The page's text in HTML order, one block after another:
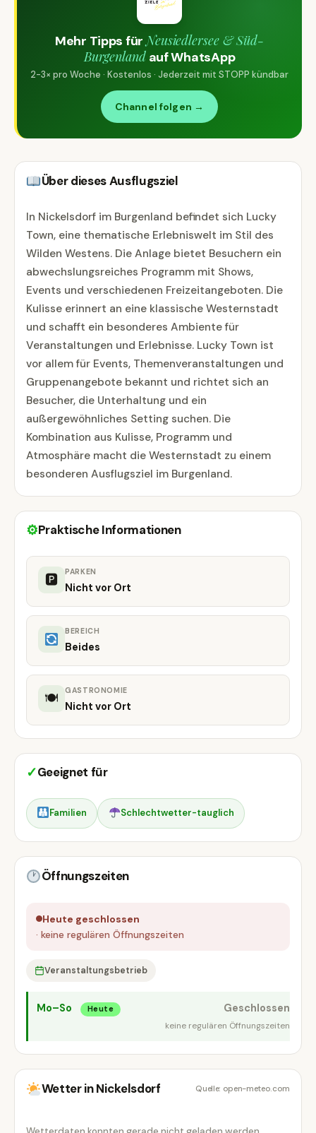
Mehr Tipps fürNeusiedlersee & Süd-
Burgenlandauf WhatsApp
2-3× pro Woche · Kostenlos · Jederzeit mit STOPP kündbar
Channel folgen →
Über dieses Ausflugsziel
In Nickelsdorf im Burgenland befindet sich Lucky
Town, eine thematische Erlebniswelt im Stil des
Wilden Westens. Die Anlage bietet Besuchern ein
abwechslungsreiches Programm mit Shows,
Events und verschiedenen Freizeitangeboten. Die
Kulisse erinnert an eine klassische Westernstadt
und schafft ein besonderes Ambiente für
Veranstaltungen und Erlebnisse. Lucky Town ist
vor allem für Events, Themenveranstaltungen und
Gruppenangebote bekannt und richtet sich an
Besucher, die Unterhaltung und ein
außergewöhnliches Setting suchen. Die
Kombination aus Kulisse, Programm und
Atmosphäre macht die Westernstadt zu einem
besonderen Ausflugsziel im Burgenland.
⚙Praktische Informationen
🅿 PARKEN
Nicht vor Ort
BEREICH
Beides
🍽 GASTRONOMIE
Nicht vor Ort
✓Geeignet für
Familien Schlechtwetter-tauglich
Öffnungszeiten
Heute geschlossen
· keine regulären Öffnungszeiten
Veranstaltungsbetrieb
Mo–So Heute Geschlossen
keine regulären Öffnungszeiten
Wetter in Nickelsdorf Quelle: open-meteo.com